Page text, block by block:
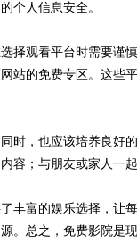
个人信息安全。
择观看平台时需要谨
站的免费专区。这些
时，也应该培养良好
容；与朋友或家人一
丰富的娱乐选择，让
。总之，免费影院是